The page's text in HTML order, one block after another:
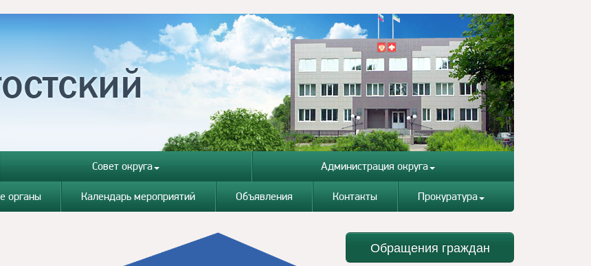
Совет округа Администрация округа
органы Календарь мероприятий Объявления Контакты Прокуратура
Обращения граждан